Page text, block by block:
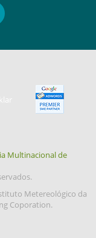
Multinacional de
Metereológico da
Coporation.